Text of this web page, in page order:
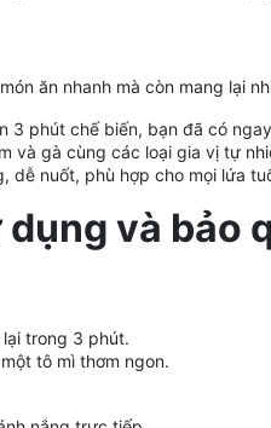
ăn nhanh mà còn mang lại
3 phút chế biến, bạn đã có
và gà cùng các loại gia vị tự
dễ nuốt, phù hợp cho mọi lứa
và bảo
trong 3 phút.
tô mì thơm ngon.